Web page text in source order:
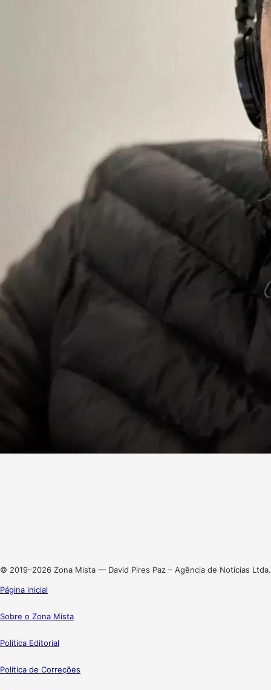
© 2019–2026 Zona Mista — David Pires Paz – Agência de Notícias Ltda.
Página inicial
Sobre o Zona Mista
Política Editorial
Política de Correções